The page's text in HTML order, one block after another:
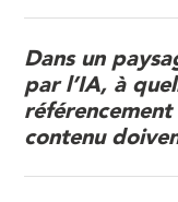
Dans un
par l’IA, à
contenu